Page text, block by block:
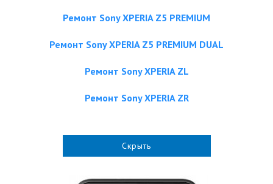
Ремонт Sony XPERIA Z5 PREMIUM
Ремонт Sony XPERIA Z5 PREMIUM DUAL
Ремонт Sony XPERIA ZL
Ремонт Sony XPERIA ZR
Скрыть